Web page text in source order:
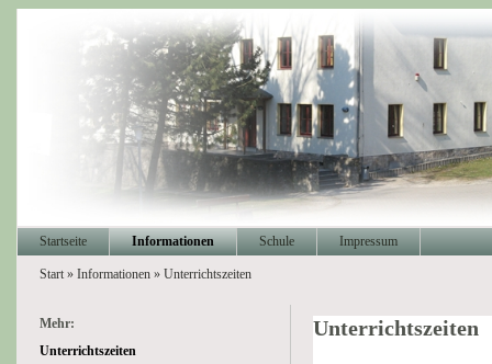
Startseite Informationen Schule Impressum
Start» Informationen» Unterrichtszeiten
Mehr:
Unterrichtszeiten
Unterrichtszeiten